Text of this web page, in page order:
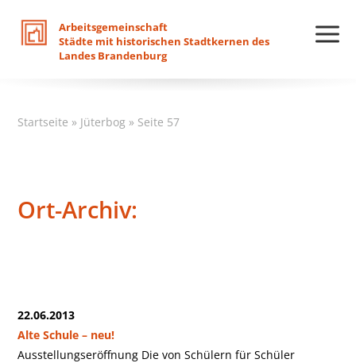
Arbeitsgemeinschaft
Städte mit historischen Stadtkernen des
Landes Brandenburg
Startseite » Jüterbog » Seite 57
Ort-Archiv:
22.06.2013
Alte Schule – neu!
Ausstellungseröffnung Die von Schülern für Schüler